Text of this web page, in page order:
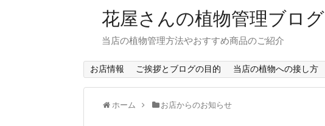
花屋さんの植物管理ブログ
当店の植物管理方法やおすすめ商品のご紹介
お店情報 ご挨拶とブログの目的 当店の植物への接し方
ホーム お店からのお知らせ